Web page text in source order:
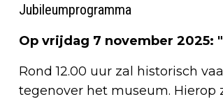
Jubileumprogramma
Op vrijdag 7 november 2025:
Rond 12.00 uur zal historisch
tegenover het museum.